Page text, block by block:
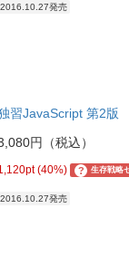
2016.10.27発売
習JavaScript 第2版
円（税込）
(40%) ? 生存戦略
2016.10.27発売